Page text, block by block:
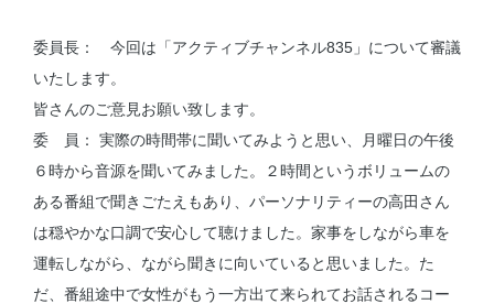
委員長： 今回は「アクティブチャンネル835」について審議
いたします。
皆さんのご意見お願い致します。
委 員： 実際の時間帯に聞いてみようと思い、月曜日の午後
６時から音源を聞いてみました。２時間というボリュームの
ある番組で聞きごたえもあり、パーソナリティーの高田さん
は穏やかな口調で安心して聴けました。家事をしながら車を
運転しながら、ながら聞きに向いていると思いました。た
だ、番組途中で女性がもう一方出て来られてお話されるコー